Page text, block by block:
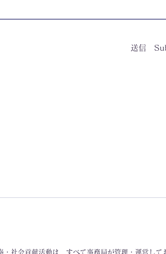
送信
・社会貢献活動は、すべて事務局が管理・運営して